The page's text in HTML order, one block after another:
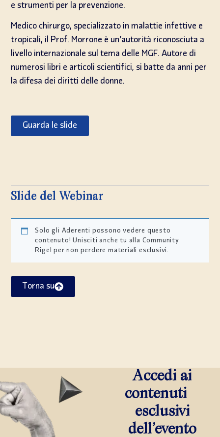
e strumenti per la prevenzione.
Medico chirurgo, specializzato in malattie infettive e
tropicali, il Prof. Morrone è un’autorità riconosciuta a
livello internazionale sul tema delle MGF. Autore di
numerosi libri e articoli scientifici, si batte da anni per
la difesa dei diritti delle donne.
Guarda le slide
Slide del Webinar
Solo gli Aderenti possono vedere questo
contenuto! Unisciti anche tu alla Community
Rigel per non perdere materiali esclusivi.
Torna su
Accedi ai
contenuti
esclusivi
dell’evento